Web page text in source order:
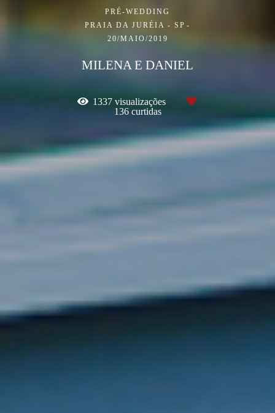
PRÉ-WEDDING
PRAIA DA JURÉIA - SP
20/MAIO/2019
MILENA E DANIEL
1337visualizações
136curtidas